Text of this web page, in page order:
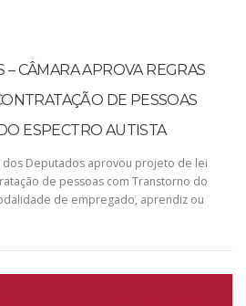
CÂMARA APROVA REGRAS
DE PESSOAS
ESPECTRO AUTISTA
dos Deputados aprovou projeto de lei
de pessoas com Transtorno do
de empregado, aprendiz ou